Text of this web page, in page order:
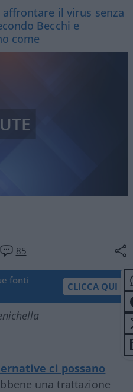
il virus senza
Becchi e
come
85
fonti
CLICCA QUI
ci possano
una trattazione